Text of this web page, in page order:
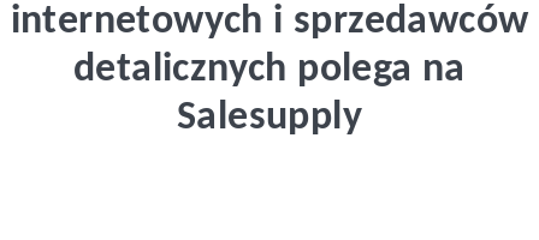
internetowych i sprzedawców
detalicznych polega na
Salesupply